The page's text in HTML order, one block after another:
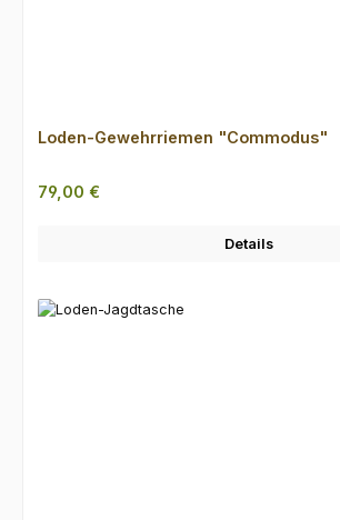
Loden-Gewehrriemen "Commodus"
Regulärer Preis:
79,00 €
Details